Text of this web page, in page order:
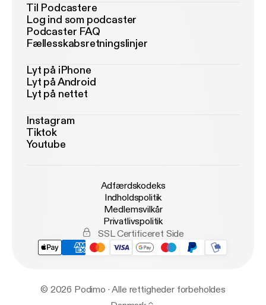
Til Podcastere
Log ind som podcaster
Podcaster FAQ
Fællesskabsretningslinjer
Lyt på iPhone
Lyt på Android
Lyt på nettet
Instagram
Tiktok
Youtube
Adfærdskodeks
Indholdspolitik
Medlemsvilkår
Privatlivspolitik
SSL Certificeret Side
© 2026 Podimo · Alle rettigheder forbeholdes